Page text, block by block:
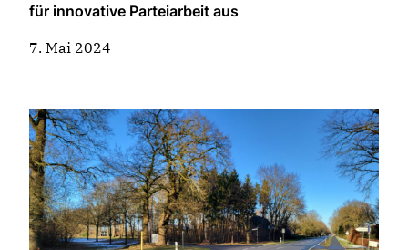
für innovative Parteiarbeit aus
7. Mai 2024